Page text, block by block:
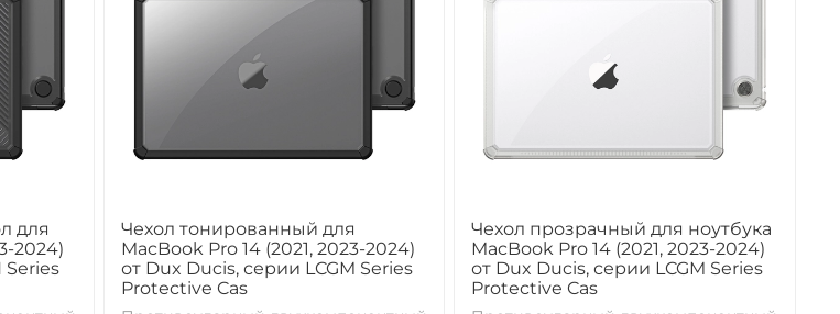
для
2024)
Series
Чехол тонированный для
MacBook Pro 14 (2021, 2023-2024)
от Dux Ducis, серии LCGM Series
Protective Cas
Чехол прозрачный для ноутбука
MacBook Pro 14 (2021, 2023-2024)
от Dux Ducis, серии LCGM Series
Protective Cas